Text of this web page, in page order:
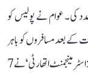
کی۔ عوام نے پولیس کو
کے بعد مسافروں کو باہر
نکالا اور زخمیوں کو اسپتال میں داخل کرایا۔ ’چمبا ڈسٹرکٹ ڈیزاسٹر مینجمنٹ اتھارٹی‘ نے 7